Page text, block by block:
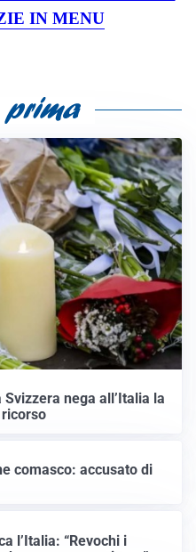
IN MENU
nega all’Italia la
comasco: accusato di
l’Italia: “Revochi i